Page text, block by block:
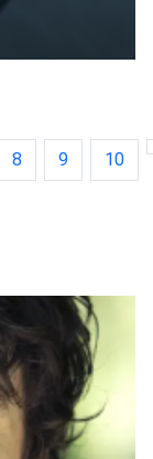
8 9 10